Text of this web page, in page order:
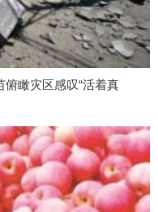
俯瞰灾区感叹“活着真